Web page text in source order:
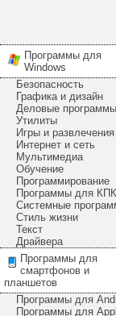
Программы для
Windows
Безопасность
Графика и дизайн
Деловые программы
Утилиты
Игры и развлечения
Интернет и сеть
Мультимедиа
Обучение
Программирование
Программы для КПК
Системные
Стиль жизни
Текст
Драйвера
Программы для
смартфонов и
планшетов
Программы для
Программы для